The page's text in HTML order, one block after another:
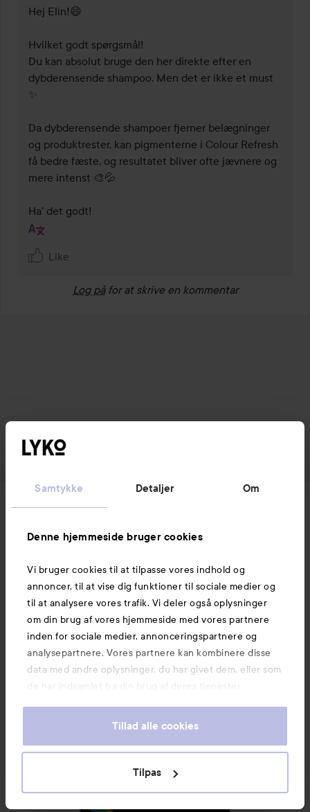
Samtykke Detaljer Om
Denne hjemmeside bruger cookies
Vi bruger cookies til at tilpasse vores indhold og
annoncer, til at vise dig funktioner til sociale medier og
til at analysere vores trafik. Vi deler også oplysninger
om din brug af vores hjemmeside med vores partnere
inden for sociale medier, annonceringspartnere og
analysepartnere. Vores partnere kan kombinere disse
data med andre oplysninger, du har givet dem, eller som
de har indsamlet fra din brug af deres tjenester.
Tillad alle cookies
Tilpas
Hej Elin!😄
Hvilket godt spørgsmål!
Du kan absolut bruge den her direkte efter en
dybderensende shampoo. Men det er ikke et must
✨
Da dybderensende shampoer fjerner belægninger
og produktrester, kan pigmenterne i Colour Refresh
få bedre fæste, og resultatet bliver ofte jævnere og
mere intenst 🎨💦
Ha' det godt!
Like
Log på for at skrive en kommentar
Nyheder og tilbud
Kundeservice
Information